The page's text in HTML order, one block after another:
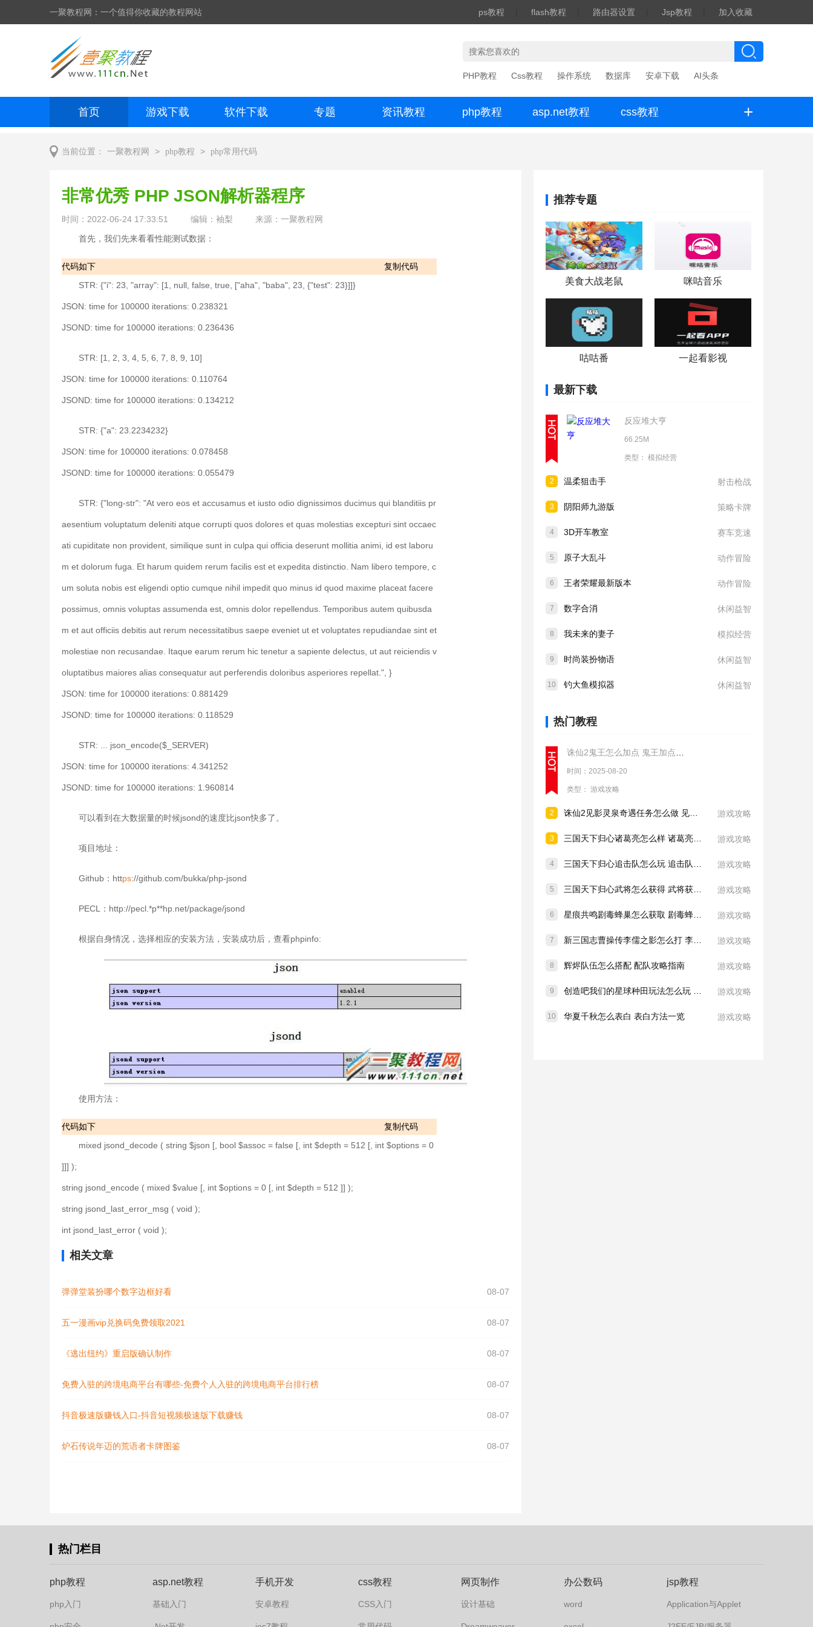
一聚教程网：一个值得你收藏的教程网站 ps教程 flash教程 路由器设置 Jsp教程 加入收藏
PHP教程 Css教程 操作系统 数据库 安卓下载 AI头条
首页 游戏下载 软件下载 专题 资讯教程 php教程 asp.net教程 css教程 +
当前位置： 一聚教程网 > php教程 > php常用代码
推荐专题
美食大战老鼠 咪咕音乐
咕咕番 一起看影视
最新下载
反应堆大亨
66.25M
类型： 模拟经营
2 温柔狙击手 射击枪战
3 阴阳师九游版 策略卡牌
4 3D开车教室 赛车竞速
5 原子大乱斗 动作冒险
6 王者荣耀最新版本 动作冒险
7 数字合消 休闲益智
8 我未来的妻子 模拟经营
9 时尚装扮物语 休闲益智
10 钓大鱼模拟器 休闲益智
热门教程
时间：2025-08-20
类型： 游戏攻略
2 游戏攻略
3 游戏攻略
4 游戏攻略
5 游戏攻略
6 游戏攻略
7 游戏攻略
8 辉烬队伍怎么搭配 配队攻略指南 游戏攻略
9 游戏攻略
10 华夏千秋怎么表白 表白方法一览 游戏攻略
非常优秀 PHP JSON解析器程序
时间：2022-06-24 17:33:51 编辑：袖梨
来源：一聚教程网
首先，我们先来看看性能测试数据：
代码如下
复制代码
STR: {"i": 23, "array": [1, null, false, true, ["aha", "baba", 23, {"test": 23}]]}
JSON: time for 100000 iterations: 0.238321
JSOND: time for 100000 iterations: 0.236436
STR: [1, 2, 3, 4, 5, 6, 7, 8, 9, 10]
JSON: time for 100000 iterations: 0.110764
JSOND: time for 100000 iterations: 0.134212
STR: {"a": 23.2234232}
JSON: time for 100000 iterations: 0.078458
JSOND: time for 100000 iterations: 0.055479
STR: {"long-str": "At vero eos et accusamus et iusto odio dignissimos ducimus qui blanditiis pr
aesentium voluptatum deleniti atque corrupti quos dolores et quas molestias excepturi sint occaec
ati cupiditate non provident, similique sunt in culpa qui officia deserunt mollitia animi, id est laboru
m et dolorum fuga. Et harum quidem rerum facilis est et expedita distinctio. Nam libero tempore, c
um soluta nobis est eligendi optio cumque nihil impedit quo minus id quod maxime placeat facere
possimus, omnis voluptas assumenda est, omnis dolor repellendus. Temporibus autem quibusda
m et aut officiis debitis aut rerum necessitatibus saepe eveniet ut et voluptates repudiandae sint et
molestiae non recusandae. Itaque earum rerum hic tenetur a sapiente delectus, ut aut reiciendis v
oluptatibus maiores alias consequatur aut perferendis doloribus asperiores repellat.", }
JSON: time for 100000 iterations: 0.881429
JSOND: time for 100000 iterations: 0.118529
STR: ... json_encode($_SERVER)
JSON: time for 100000 iterations: 4.341252
JSOND: time for 100000 iterations: 1.960814
可以看到在大数据量的时候jsond的速度比json快多了。
项目地址：
Github：https://github.com/bukka/php-jsond
PECL：http://pecl.*p**hp.net/package/jsond
根据自身情况，选择相应的安装方法，安装成功后，查看phpinfo:
使用方法：
代码如下
复制代码
mixed jsond_decode ( string $json [, bool $assoc = false [, int $depth = 512 [, int $options = 0
]]] );
string jsond_encode ( mixed $value [, int $options = 0 [, int $depth = 512 ]] );
string jsond_last_error_msg ( void );
int jsond_last_error ( void );
相关文章
弹弹堂装扮哪个数字边框好看 08-07
五一漫画vip兑换码免费领取2021 08-07
《逃出纽约》重启版确认制作 08-07
免费入驻的跨境电商平台有哪些-免费个人入驻的跨境电商平台排行榜 08-07
抖音极速版赚钱入口-抖音短视频极速版下载赚钱 08-07
炉石传说年迈的荒语者卡牌图鉴 08-07
热门栏目
php教程
php入门
asp.net教程
基础入门
手机开发
安卓教程
css教程
CSS入门
网页制作
设计基础
办公数码
word
jsp教程
Application与Applet